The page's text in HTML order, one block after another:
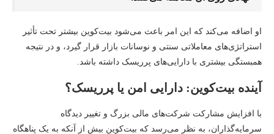
او اضافه می‌کند که این امر باعث می‌شود بیت‌کوین بیشتر تحت تأثیر
استراتژی‌های معاملاتی سنتی و نوسانات بازار قرار گیرد، و در نتیجه
همبستگی بیشتری با دارایی‌های پرریسک داشته باشد.
آینده بیت‌کوین: دارایی امن یا پرریسک؟
با افزایش مشارکت شرکت‌های مالی بزرگ و تغییر دیدگاه
سرمایه‌گذاران، به نظر می‌رسد که بیت‌کوین بیش از آنکه به یک پناهگاه